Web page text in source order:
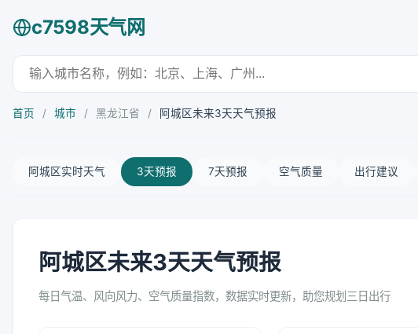
c7598天气网
首页 / 城市 / 黑龙江省 / 阿城区未来3天天气预报
阿城区实时天气 3天预报 7天预报 空气质量 出行建议
阿城区未来3天天气预报
每日气温、风向风力、空气质量指数，数据实时更新，助您规划三日出行